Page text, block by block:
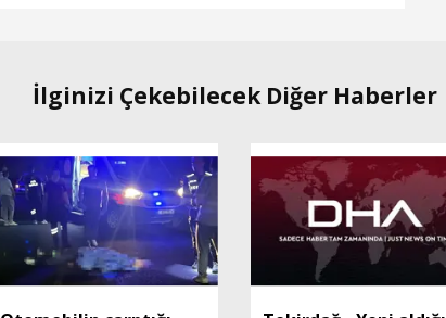
İlginizi Çekebilecek Diğer Haberler